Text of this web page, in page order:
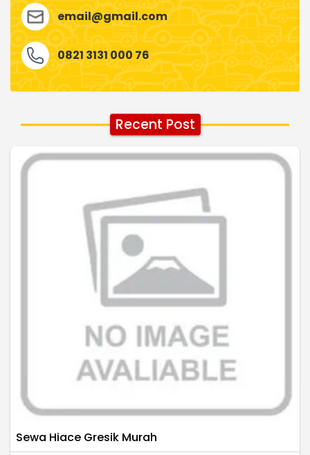
email@gmail.com
0821 3131 000 76
Recent Post
Sewa Hiace Gresik Murah